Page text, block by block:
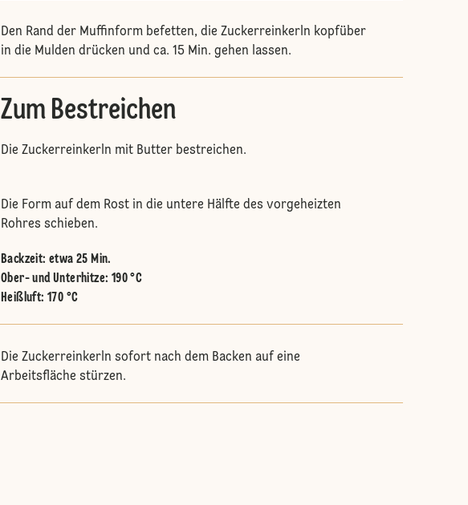
Den Rand der Muffinform befetten, die Zuckerreinkerln kopfüber
in die Mulden drücken und ca. 15 Min. gehen lassen.
Zum Bestreichen
Die Zuckerreinkerln mit Butter bestreichen.
Die Form auf dem Rost in die untere Hälfte des vorgeheizten
Rohres schieben.
Backzeit: etwa 25 Min.
Ober- und Unterhitze: 190 °C
Heißluft: 170 °C
Die Zuckerreinkerln sofort nach dem Backen auf eine
Arbeitsfläche stürzen.